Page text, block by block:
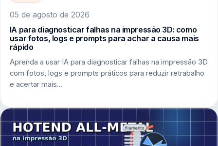
05 de agosto de 2026
IA para diagnosticar falhas na impressão 3D: como
usar fotos, logs e prompts para achar a causa mais
rápido
Aprenda a usar IA para diagnosticar falhas na impressão 3D
com fotos, logs e prompts práticos para reduzir retrabalho
e acertar mais…